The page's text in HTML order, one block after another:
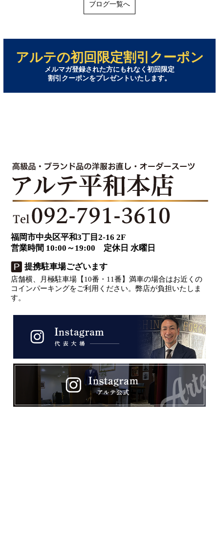
ブログ一覧へ
アルテの初回限定割引クーポン
メルマガ登録された方にもれなく初回限定
割引クーポンをプレゼントいたします。
福岡市中央区平和3丁目2-16 2F
営業時間 10:00～19:00 定休日 水曜日
提携駐車場ございます
店舗横、月極駐車場【10番・11番】満車の場合はお近くの
コインパーキングをご利用ください。弊店が負担いたしま
す。